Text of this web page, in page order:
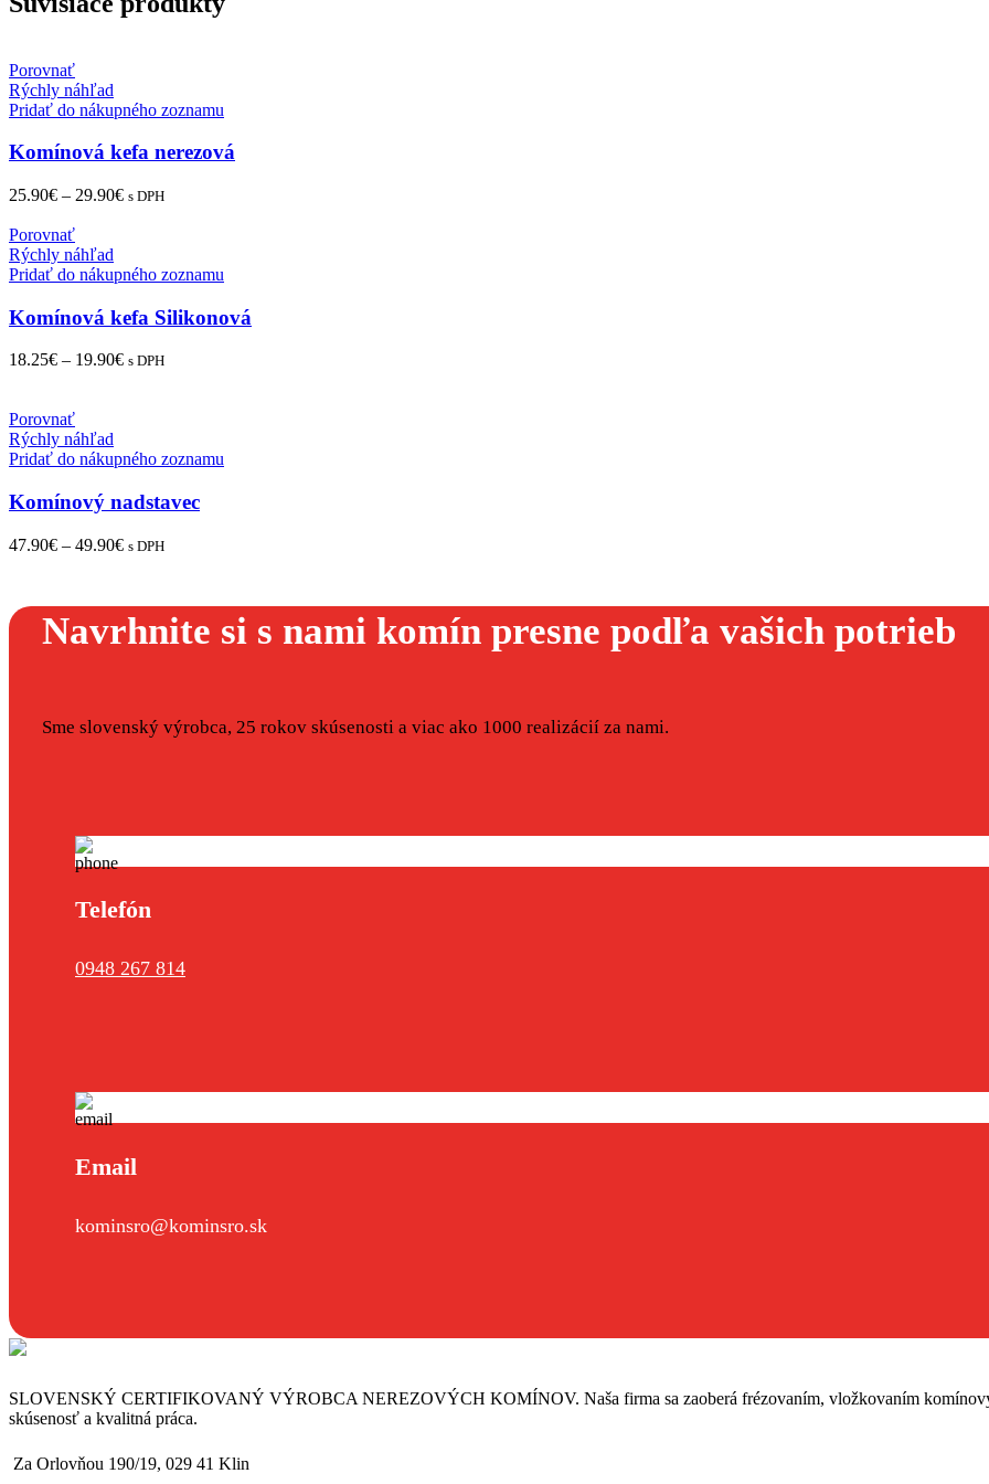
Porovnať
Rýchly náhľad
Pridať do nákupného zoznamu
Komínová kefa nerezová
25.90€ – 29.90€ s DPH
Porovnať
Rýchly náhľad
Pridať do nákupného zoznamu
Komínová kefa Silikonová
18.25€ – 19.90€ s DPH
Porovnať
Rýchly náhľad
Pridať do nákupného zoznamu
Komínový nadstavec
47.90€ – 49.90€ s DPH
Navrhnite si s nami komín presne podľa vašich potrieb
Sme slovenský výrobca, 25 rokov skúsenosti a viac ako 1000 realizácií za nami.
Telefón
0948 267 814
Email
kominsro@kominsro.sk
SLOVENSKÝ CERTIFIKOVANÝ VÝROBCA NEREZOVÝCH KOMÍNOV. Naša firma sa zaoberá frézovaním, vložkovaním
skúsenosť a kvalitná práca.
Za Orlovňou 190/19, 029 41 Klin